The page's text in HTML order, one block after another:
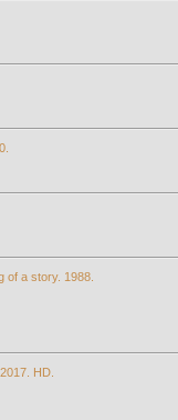
of a story. 1988.
HD.